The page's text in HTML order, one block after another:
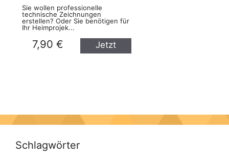
Sie wollen professionelle
technische Zeichnungen
erstellen? Oder Sie benötigen für
Ihr Heimprojek...
7,90 €
Jetzt
Schlagwörter